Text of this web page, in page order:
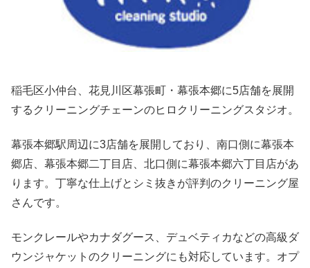
稲毛区小仲台、花見川区幕張町・幕張本郷に5店舗を展開
するクリーニングチェーンのヒロクリーニングスタジオ。
幕張本郷駅周辺に3店舗を展開しており、南口側に幕張本
郷店、幕張本郷二丁目店、北口側に幕張本郷六丁目店があ
ります。丁寧な仕上げとシミ抜きが評判のクリーニング屋
さんです。
モンクレールやカナダグース、デュベティカなどの高級ダ
ウンジャケットのクリーニングにも対応しています。オプ